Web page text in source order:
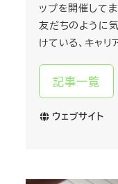
ップを開催してま
友だちのように
けている、キャリ
記事一覧
ウェブサイト